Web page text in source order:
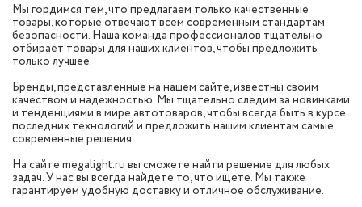
Мы гордимся тем, что предлагаем только качественные
товары, которые отвечают всем современным стандартам
безопасности. Наша команда профессионалов тщательно
отбирает товары для наших клиентов, чтобы предложить
только лучшее.
Бренды, представленные на нашем сайте, известны своим
качеством и надежностью. Мы тщательно следим за новинками
и тенденциями в мире автотоваров, чтобы всегда быть в курсе
последних технологий и предложить нашим клиентам самые
современные решения.
На сайте megalight.ru вы сможете найти решение для любых
задач. У нас вы всегда найдете то, что ищете. Мы также
гарантируем удобную доставку и отличное обслуживание.